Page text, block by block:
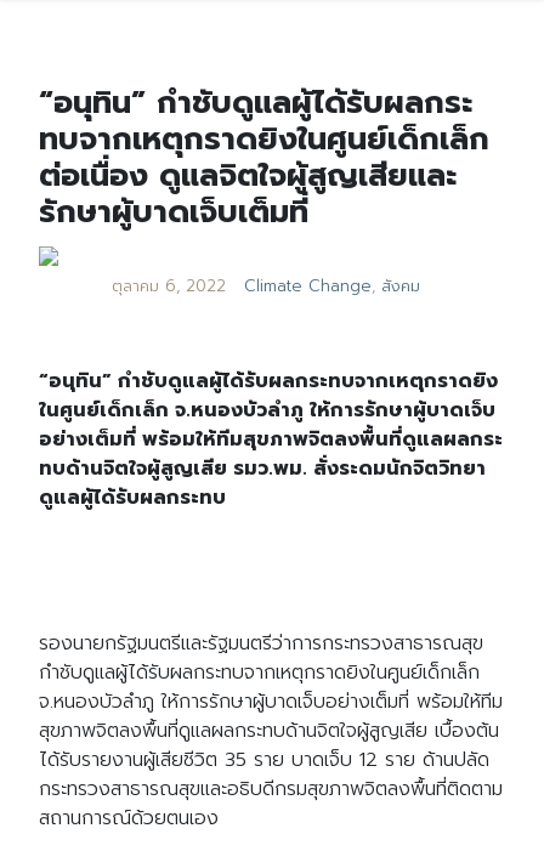
“อนุทิน” กำชับดูแลผู้ได้รับผลกระ
ทบจากเหตุกราดยิงในศูนย์เด็กเล็ก
ต่อเนื่อง ดูแลจิตใจผู้สูญเสียและ
รักษาผู้บาดเจ็บเต็มที่
ตุลาคม 6, 2022 Climate Change, สังคม
“อนุทิน” กำชับดูแลผู้ได้รับผลกระทบจากเหตุกราดยิง
ในศูนย์เด็กเล็ก จ.หนองบัวลำภู ให้การรักษาผู้บาดเจ็บ
อย่างเต็มที่ พร้อมให้ทีมสุขภาพจิตลงพื้นที่ดูแลผลกระ
ทบด้านจิตใจผู้สูญเสีย รมว.พม. สั่งระดมนักจิตวิทยา
ดูแลผู้ได้รับผลกระทบ
รองนายกรัฐมนตรีและรัฐมนตรีว่าการกระทรวงสาธารณสุข
กำชับดูแลผู้ได้รับผลกระทบจากเหตุกราดยิงในศูนย์เด็กเล็ก
จ.หนองบัวลำภู ให้การรักษาผู้บาดเจ็บอย่างเต็มที่ พร้อมให้ทีม
สุขภาพจิตลงพื้นที่ดูแลผลกระทบด้านจิตใจผู้สูญเสีย เบื้องต้น
ได้รับรายงานผู้เสียชีวิต 35 ราย บาดเจ็บ 12 ราย ด้านปลัด
กระทรวงสาธารณสุขและอธิบดีกรมสุขภาพจิตลงพื้นที่ติดตาม
สถานการณ์ด้วยตนเอง